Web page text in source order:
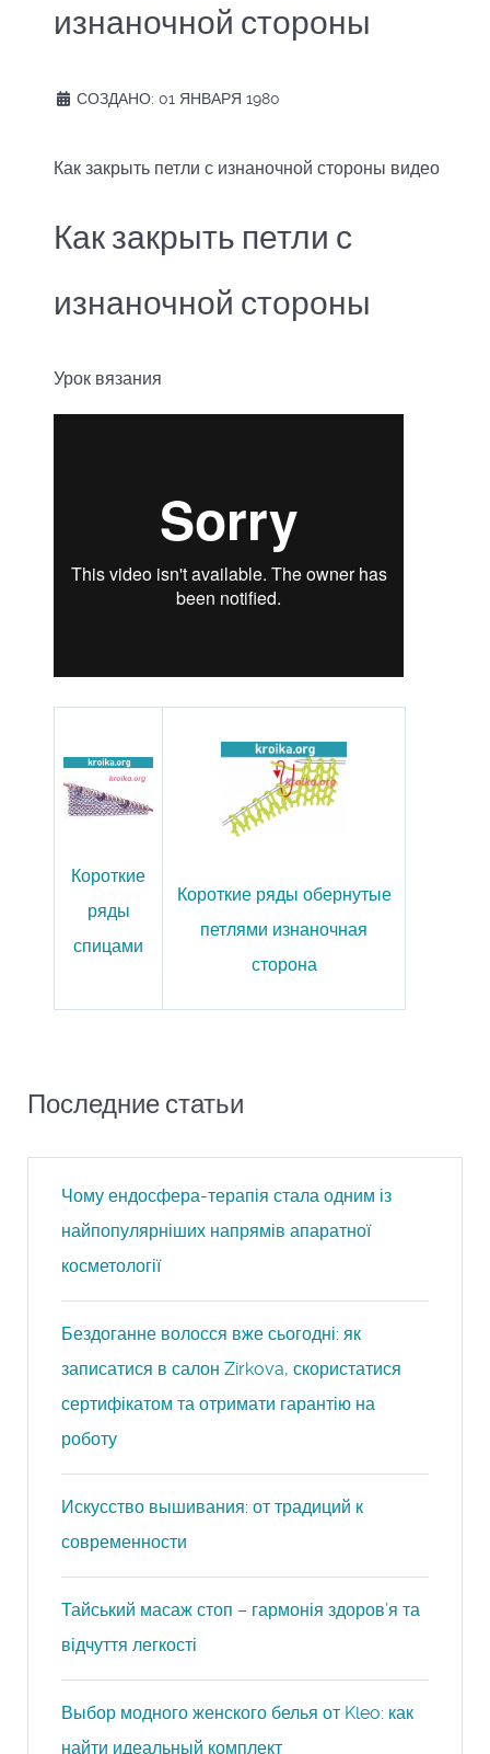
изнаночной стороны
СОЗДАНО: 01 ЯНВАРЯ 1980
Как закрыть петли с изнаночной стороны видео
Как закрыть петли с
изнаночной стороны
Урок вязания
Короткие
ряды
спицами
Короткие ряды обернутые
петлями изнаночная
сторона
Последние статьи
Чому ендосфера-терапія стала одним із
найпопулярніших напрямів апаратної
косметології
Бездоганне волосся вже сьогодні: як
записатися в салон Zirkova, скористатися
сертифікатом та отримати гарантію на
роботу
Искусство вышивания: от традиций к
современности
Тайський масаж стоп – гармонія здоров’я та
відчуття легкості
Выбор модного женского белья от Kleo: как
найти идеальный комплект